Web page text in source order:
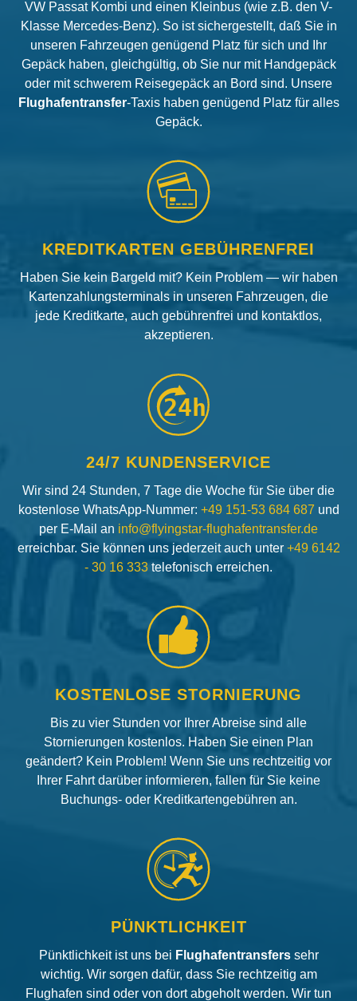
VW Passat Kombi und einen Kleinbus (wie z.B. den V-
Klasse Mercedes-Benz). So ist sichergestellt, daß Sie in
unseren Fahrzeugen genügend Platz für sich und Ihr
Gepäck haben, gleichgültig, ob Sie nur mit Handgepäck
oder mit schwerem Reisegepäck an Bord sind. Unsere
Flughafentransfer-Taxis haben genügend Platz für alles
Gepäck.
KREDITKARTEN GEBÜHRENFREI
Haben Sie kein Bargeld mit? Kein Problem — wir haben
Kartenzahlungsterminals in unseren Fahrzeugen, die
jede Kreditkarte, auch gebührenfrei und kontaktlos,
akzeptieren.
24h
24/7 KUNDENSERVICE
Wir sind 24 Stunden, 7 Tage die Woche für Sie über die
kostenlose WhatsApp-Nummer: +49 151-53 684 687 und
per E-Mail an info@flyingstar-flughafentransfer.de
erreichbar. Sie können uns jederzeit auch unter +49 6142
- 30 16 333 telefonisch erreichen.
KOSTENLOSE STORNIERUNG
Bis zu vier Stunden vor Ihrer Abreise sind alle
Stornierungen kostenlos. Haben Sie einen Plan
geändert? Kein Problem! Wenn Sie uns rechtzeitig vor
Ihrer Fahrt darüber informieren, fallen für Sie keine
Buchungs- oder Kreditkartengebühren an.
PÜNKTLICHKEIT
Pünktlichkeit ist uns bei Flughafentransfers sehr
wichtig. Wir sorgen dafür, dass Sie rechtzeitig am
Flughafen sind oder von dort abgeholt werden. Wir tun